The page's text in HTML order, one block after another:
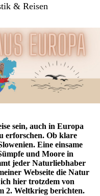
& Reisen
sein, auch in Europa
erforschen. Ob klare
Eine einsame
und Moore in
jeder Naturliebhaber
Webseite die Natur
hier trotzdem von
2. Weltkrieg berichten.